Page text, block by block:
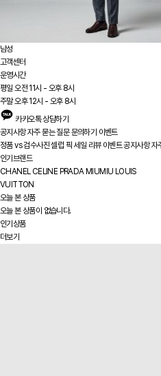
남성
고객센터
운영시간
평일 오전 11시 - 오후 8시
주말 오후 12시 - 오후 8시
카카오톡 상담하기
공지사항자주 묻는 질문문의하기 이벤트
정품 vs검수사진셀럽 픽 세일 리뷰 이벤트공지사항 자
인기브랜드
CHANEL CELINE PRADA MIUMIU LOUIS
VUITTON
오늘 본 상품
오늘 본 상품이 없습니다.
인기상품
더보기